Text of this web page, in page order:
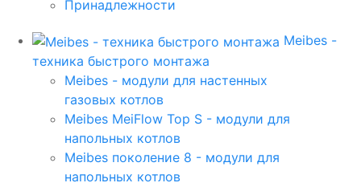
Принадлежности
Meibes -
техника быстрого монтажа
Meibes - модули для настенных
газовых котлов
Meibes MeiFlow Top S - модули для
напольных котлов
Meibes поколение 8 - модули для
напольных котлов